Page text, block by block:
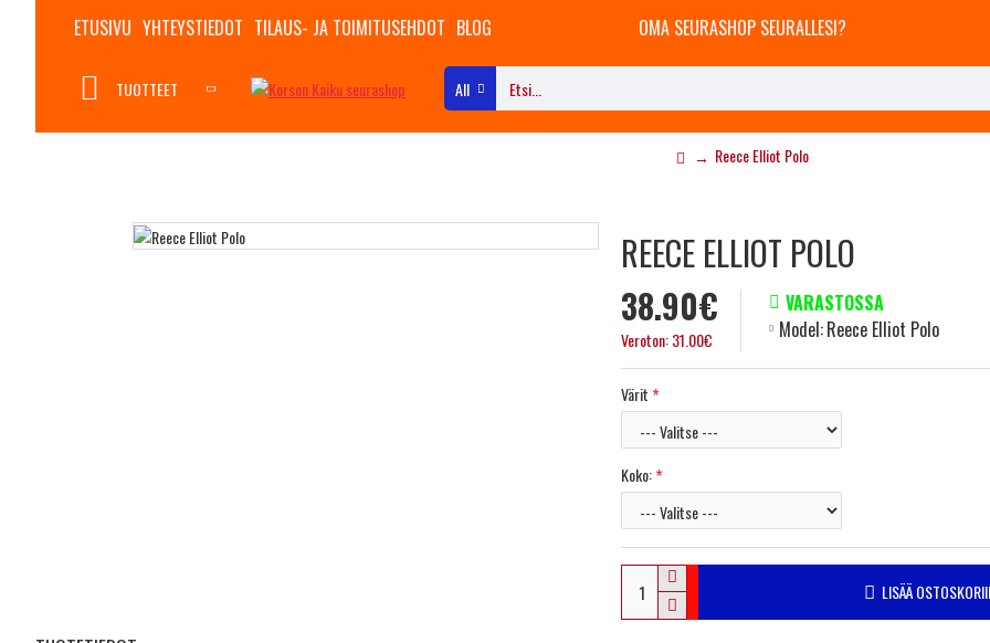
ETUSIVU YHTEYSTIEDOT TILAUS- JA TOIMITUSEHDOT BLOG OMA SEURASHOP SEURALLESI?
TUOTTEET All
Reece Elliot Polo
REECE ELLIOT POLO
38.90€
Veroton: 31.00€
VARASTOSSA
Model:Reece Elliot Polo
Värit
Koko:
LISÄÄ